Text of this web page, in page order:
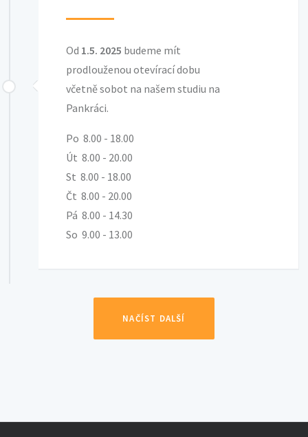
Od 1.5. 2025 budeme mít
prodlouženou otevírací dobu
včetně sobot na našem studiu na
Pankráci.
Po 8.00 - 18.00
Út 8.00 - 20.00
St 8.00 - 18.00
Čt 8.00 - 20.00
Pá 8.00 - 14.30
So 9.00 - 13.00
NAČÍST DALŠÍ